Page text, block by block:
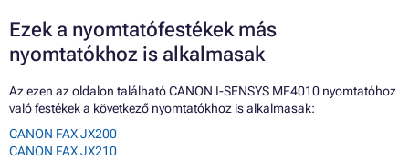
Ezek a nyomtatófestékek más
nyomtatókhoz is alkalmasak
Az ezen az oldalon található CANON I-SENSYS MF4010 nyomtatóhoz
való festékek a következő nyomtatókhoz is alkalmasak:
CANON FAX JX200
CANON FAX JX210